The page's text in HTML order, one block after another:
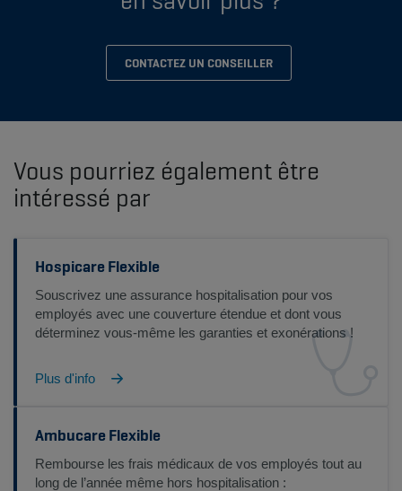
CONTACTEZ UN CONSEILLER
Vous pourriez également être
intéressé par
Hospicare Flexible
Souscrivez une assurance hospitalisation pour vos
employés avec une couverture étendue et dont vous
déterminez vous-même les garanties et exonérations !
Plus d'info
Ambucare Flexible
Rembourse les frais médicaux de vos employés tout au
long de l’année même hors hospitalisation :